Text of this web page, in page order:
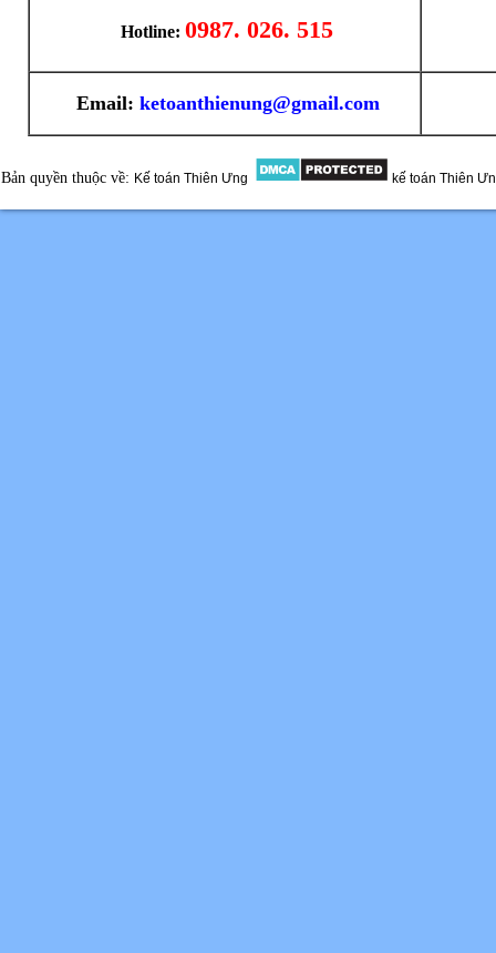
Hotline: 0987. 026. 515
Email: ketoanthienung@gmail.com
Bản quyền thuộc về: Kế toán Thiên Ưng kế toán Thiên